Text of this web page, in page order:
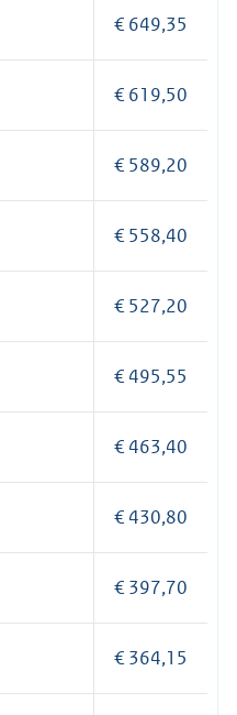
€ 649,35
€ 619,50
€ 589,20
€ 558,40
€ 527,20
€ 495,55
€ 463,40
€ 430,80
€ 397,70
€ 364,15